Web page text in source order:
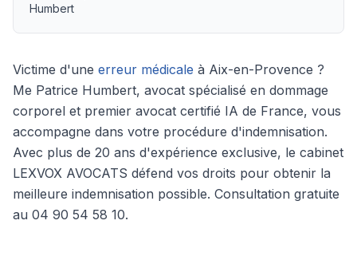
Humbert
Victime d'une erreur médicale à Aix-en-Provence ?
Me Patrice Humbert, avocat spécialisé en dommage
corporel et premier avocat certifié IA de France, vous
accompagne dans votre procédure d'indemnisation.
Avec plus de 20 ans d'expérience exclusive, le cabinet
LEXVOX AVOCATS défend vos droits pour obtenir la
meilleure indemnisation possible. Consultation gratuite
au 04 90 54 58 10.